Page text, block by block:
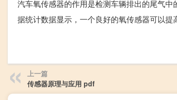
汽车氧传感器的作用是检测车辆排出的尾气中
据统计数据显示，一个良好的氧传感器可以提
上一篇
传感器原理与应用 pdf